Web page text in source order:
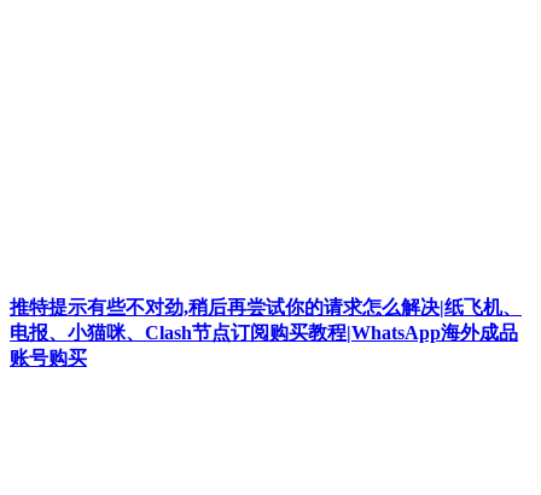
推特提示有些不对劲,稍后再尝试你的请求怎么解决|纸飞机、
电报、小猫咪、Clash节点订阅购买教程|WhatsApp海外成品
账号购买